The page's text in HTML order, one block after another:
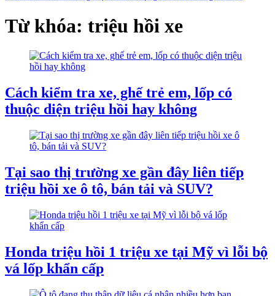
Từ khóa: triệu hồi xe
Cách kiểm tra xe, ghế trẻ em, lốp có
thuộc diện triệu hồi hay không
Tại sao thị trường xe gần đây liên tiếp
triệu hồi xe ô tô, bán tải và SUV?
Honda triệu hồi 1 triệu xe tại Mỹ vì lỗi bộ
vá lốp khẩn cấp